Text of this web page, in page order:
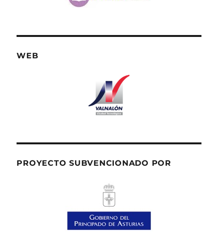
WEB
PROYECTO SUBVENCIONADO POR